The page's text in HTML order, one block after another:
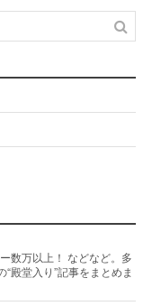
数万以上！ などなど。多
殿堂入り”記事をまとめま